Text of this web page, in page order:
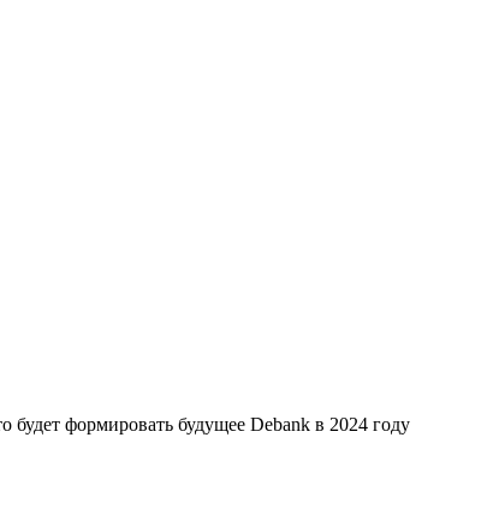
формировать будущее Debank в 2024 году